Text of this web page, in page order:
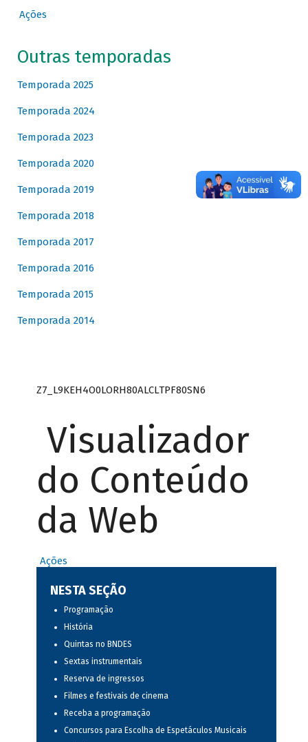
Ações
Outras temporadas
Temporada 2025
Temporada 2024
Temporada 2023
Temporada 2020
Temporada 2019
Temporada 2018
Temporada 2017
Temporada 2016
Temporada 2015
Temporada 2014
Z7_L9KEH4O0LORH80ALCLTPF80SN6
Visualizador
do Conteúdo
da Web
Ações
NESTA SEÇÃO
Programação
História
Quintas no BNDES
Sextas instrumentais
Reserva de ingressos
Filmes e festivais de cinema
Receba a programação
Concursos para Escolha de Espetáculos Musicais